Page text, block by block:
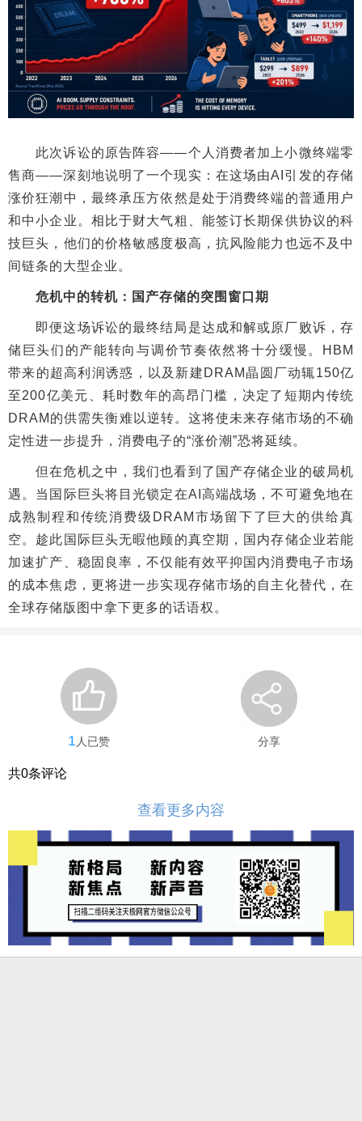
此次诉讼的原告阵容——个人消费者加上小微终端零
售商——深刻地说明了一个现实：在这场由AI引发的存储
涨价狂潮中，最终承压方依然是处于消费终端的普通用户
和中小企业。相比于财大气粗、能签订长期保供协议的科
技巨头，他们的价格敏感度极高，抗风险能力也远不及中
间链条的大型企业。
危机中的转机：国产存储的突围窗口期
即便这场诉讼的最终结局是达成和解或原厂败诉，存
储巨头们的产能转向与调价节奏依然将十分缓慢。HBM
带来的超高利润诱惑，以及新建DRAM晶圆厂动辄150亿
至200亿美元、耗时数年的高昂门槛，决定了短期内传统
DRAM的供需失衡难以逆转。这将使未来存储市场的不确
定性进一步提升，消费电子的“涨价潮”恐将延续。
但在危机之中，我们也看到了国产存储企业的破局机
遇。当国际巨头将目光锁定在AI高端战场，不可避免地在
成熟制程和传统消费级DRAM市场留下了巨大的供给真
空。趁此国际巨头无暇他顾的真空期，国内存储企业若能
加速扩产、稳固良率，不仅能有效平抑国内消费电子市场
的成本焦虑，更将进一步实现存储市场的自主化替代，在
全球存储版图中拿下更多的话语权。
1 人已赞 分享
共0条评论
查看更多内容